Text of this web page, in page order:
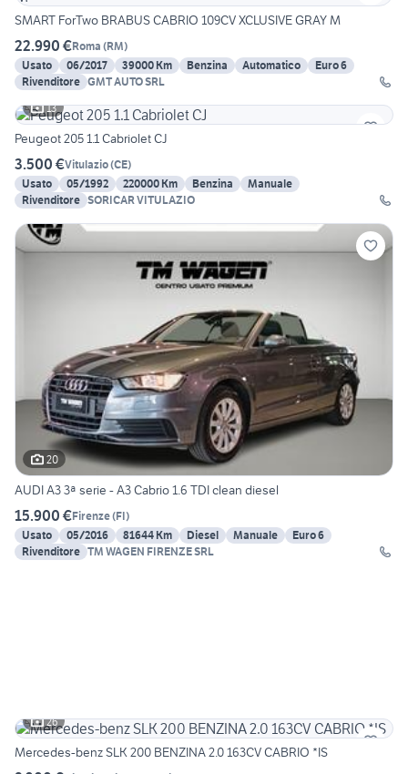
SMART ForTwo BRABUS CABRIO 109CV XCLUSIVE GRAY M
22.990 €Roma (RM)
Usato
06/2017 39000 Km Benzina Automatico
Euro 6
Rivenditore GMT AUTO SRL
13
Peugeot 205 1.1 Cabriolet CJ
3.500 €Vitulazio(CE)
Usato
05/1992 220000 Km Benzina
Manuale
Rivenditore SORICAR VITULAZIO
20
AUDI A3 3ª serie - A3 Cabrio 1.6 TDI clean diesel
15.900 €Firenze(FI)
Usato
05/2016 81644 Km Diesel Manuale
Euro 6
Rivenditore TM WAGEN FIRENZE SRL
26
Mercedes-benz SLK 200 BENZINA 2.0 163CV CABRIO *IS